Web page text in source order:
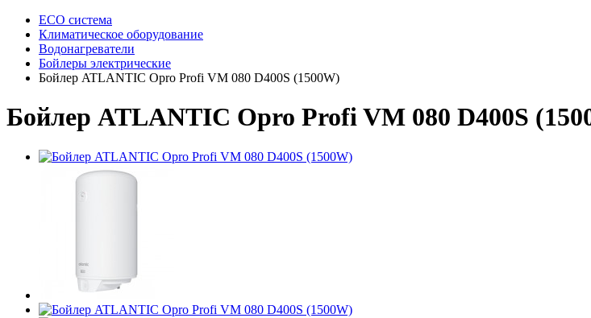
ECO система
Климатическое оборудование
Водонагреватели
Бойлеры электрические
Бойлер ATLANTIC Opro Profi VM 080 D400S (1500W)
Бойлер ATLANTIC Opro Profi VM 080 D400S